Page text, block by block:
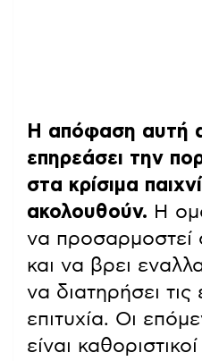
Η απόφαση αυτή
επηρεάσει την
στα κρίσιμα
ακολουθούν. Η
να προσαρμοστεί
και να βρει
να διατηρήσει τις
επιτυχία. Οι
είναι